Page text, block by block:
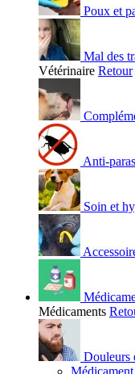
Poux et
Mal des
Vétérinaire Retour
Anti-
Soin et
Médicaments
Douleurs